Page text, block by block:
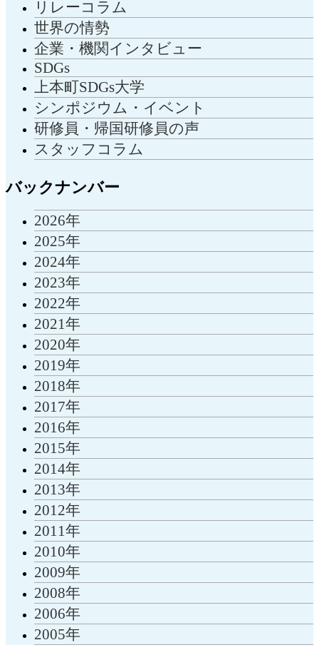
リレーコラム
世界の情勢
企業・機関インタビュー
SDGs
上本町SDGs大学
シンポジウム・イベント
研修員・帰国研修員の声
スタッフコラム
バックナンバー
2026年
2025年
2024年
2023年
2022年
2021年
2020年
2019年
2018年
2017年
2016年
2015年
2014年
2013年
2012年
2011年
2010年
2009年
2008年
2006年
2005年